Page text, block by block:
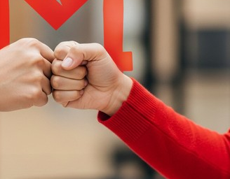
355 millones,
cuántos
de
dirigida
usuarios podrán
los guarde
invitar y